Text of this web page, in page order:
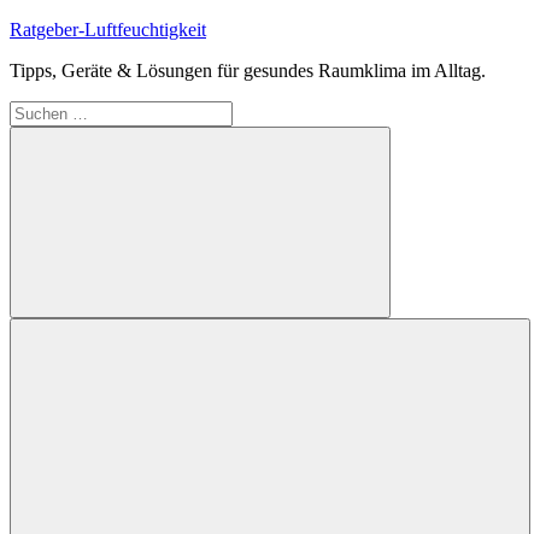
Zum
springen
Ratgeber-Luftfeuchtigkeit
Tipps, Geräte & Lösungen für gesundes Raumklima im Alltag.
Suchen
nach:
Suchen